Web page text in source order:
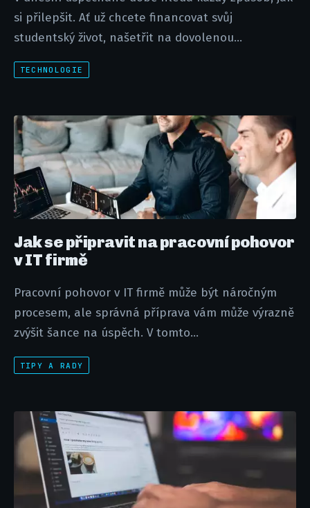
si přilepšit. Ať už chcete financovat svůj
studentský život, našetřit na dovolenou...
TECHNOLOGIE
Jak se připravit na pracovní pohovor
v IT firmě
Pracovní pohovor v IT firmě může být náročným
procesem, ale správná příprava vám může výrazně
zvýšit šance na úspěch. V tomto...
TIPY A RADY